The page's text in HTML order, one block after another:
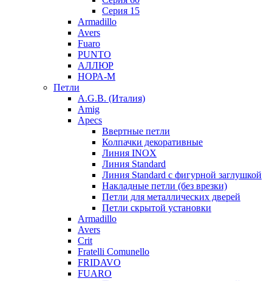
Серия 15
Armadillo
Avers
Fuaro
PUNTO
АЛЛЮР
НОРА-М
Петли
A.G.B. (Италия)
Amig
Apecs
Ввертные петли
Колпачки декоративные
Линия INOX
Линия Standard
Линия Standard с фигурной заглушкой
Накладные петли (без врезки)
Петли для металлических дверей
Петли скрытой установки
Armadillo
Avers
Crit
Fratelli Comunello
FRIDAVO
FUARO